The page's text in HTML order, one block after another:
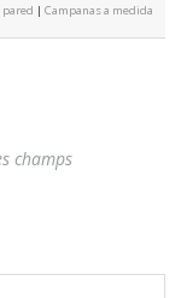
pared | Campanas a medida
champs